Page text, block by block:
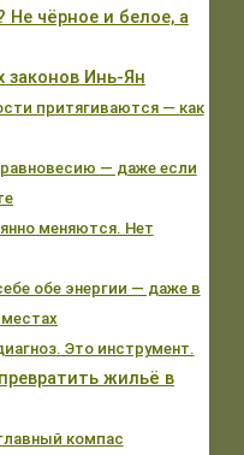
Не чёрное и белое, а
законов Инь-Ян
притягиваются — как
— даже если
меняются. Нет
обе энергии — даже в
Это инструмент.
жильё в
компас